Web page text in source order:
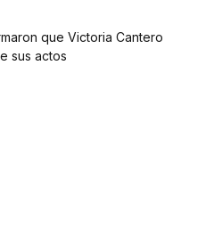
que Victoria Cantero
sus actos